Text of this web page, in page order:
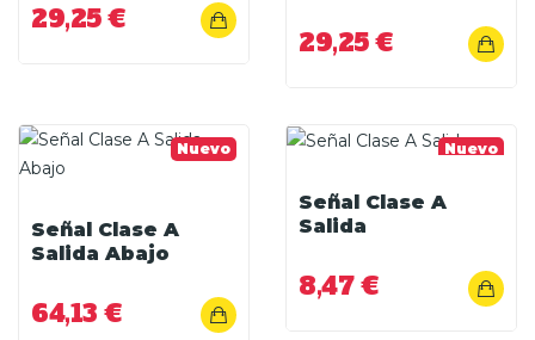
29,25 €
29,25 €
Nuevo
Señal Clase A
Salida Abajo
64,13 €
Nuevo
Señal Clase A
Salida
8,47 €